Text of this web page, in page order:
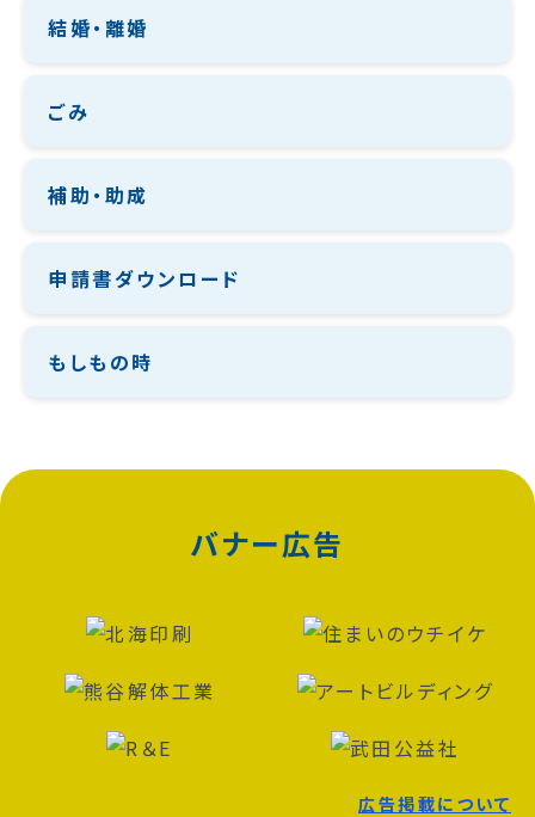
結婚・離婚
ごみ
補助・助成
申請書ダウンロード
もしもの時
バナー広告
広告掲載について